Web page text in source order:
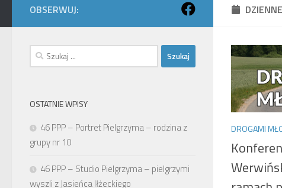
DROGAMI
OBSERWUJ:
Szukaj:
OSTATNIE WPISY
46 PPP – Portret Pielgrzyma – rodzina z
grupy nr 10
46 PPP – Studio Pielgrzyma – pielgrzymi
wyszli z Jasieńca Iłżeckiego